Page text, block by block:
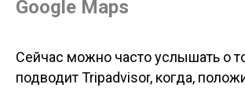
Google Maps
Сейчас можно часто услышать о
подводит Tripadvisor, когда,